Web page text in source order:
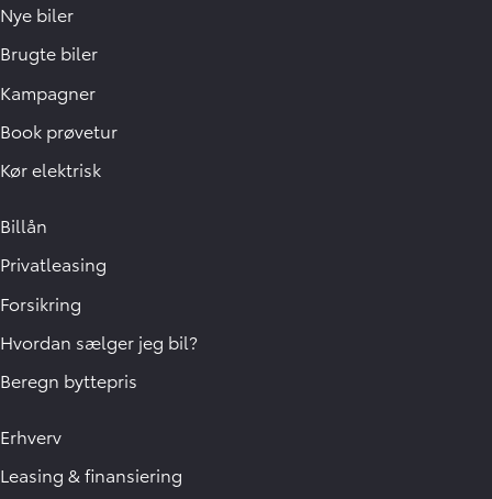
Nye biler
Brugte biler
Kampagner
Book prøvetur
Kør elektrisk
Billån
Privatleasing
Forsikring
Hvordan sælger jeg bil?
Beregn byttepris
Erhverv
Leasing & finansiering